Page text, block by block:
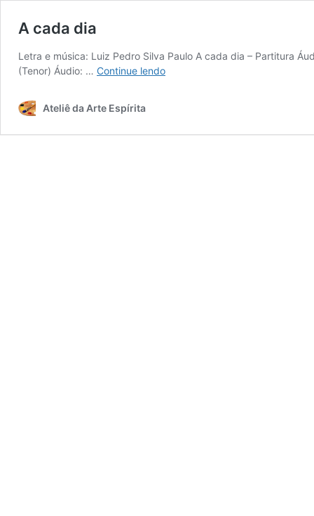
A cada dia
Letra e música: Luiz Pedro Silva Paulo A cada dia – Partitura
(Tenor) Áudio: … Continue lendoA
Ateliê da Arte Espírita